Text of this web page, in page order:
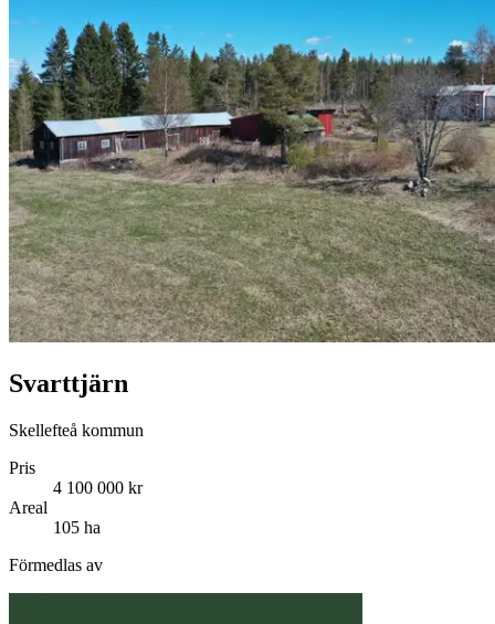
Svarttjärn
Skellefteå kommun
Pris
4 100 000 kr
Areal
105 ha
Förmedlas av